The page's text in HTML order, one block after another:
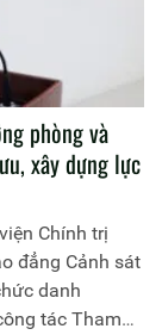
phòng và
xây dựng lực
Chính trị
đẳng Cảnh sát
danh
tác Tham